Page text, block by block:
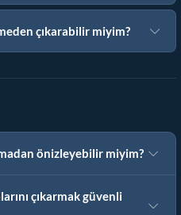
çıkarabilir miyim?
önizleyebilir miyim?
çıkarmak güvenli